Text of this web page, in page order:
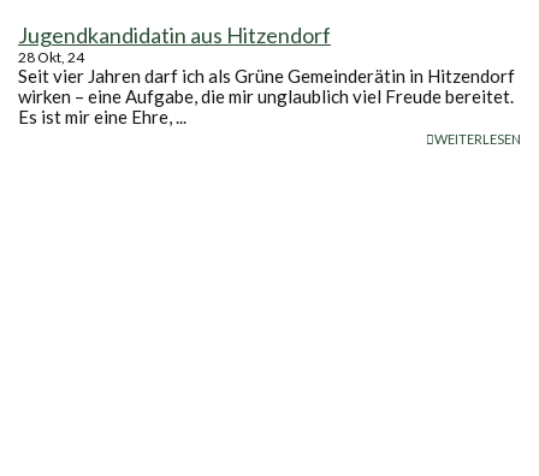
Jugendkandidatin aus Hitzendorf
28Okt, 24
Seit vier Jahren darf ich als Grüne Gemeinderätin in Hitzendorf
wirken – eine Aufgabe, die mir unglaublich viel Freude bereitet.
Es ist mir eine Ehre, ...
WEITERLESEN